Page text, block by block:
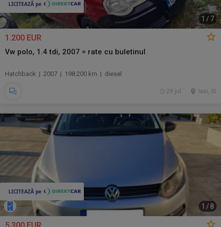
1 / 7
1.200 EUR
Vw polo, 1.4 tdi, 2007 = rate cu buletinul
Hatchback | 2007 | 198.200 km | diesel
Iasi, IS
29 jul.
1 / 8